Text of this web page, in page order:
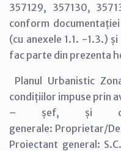
357129, 357130,
conform
(cu anexele 1.1. -1.3.)
fac parte din prezenta
Planul Urbanistic
condițiilor impuse prin
– șef, și cu
generale: Proprietar/
Proiectant general: